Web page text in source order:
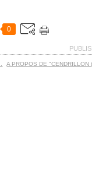
0
A PROPOS DE "CENDRILLON